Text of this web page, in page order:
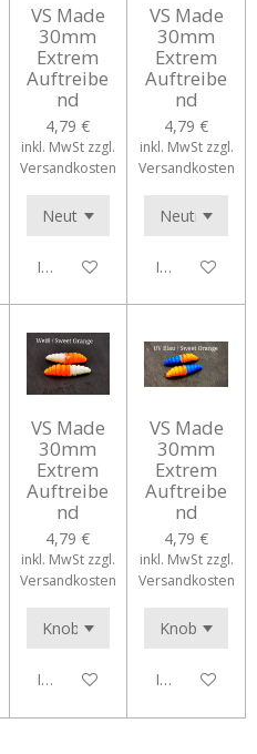
VS Made
30mm
Extrem
Auftreibe
nd
4,79 €
inkl. MwSt zzgl.
Versandkosten
In den Warenkorb
VS Made
30mm
Extrem
Auftreibe
nd
4,79 €
inkl. MwSt zzgl.
Versandkosten
In den
VS Made
30mm
Extrem
Auftreibe
nd
4,79 €
inkl. MwSt zzgl.
Versandkosten
In den Warenkorb
VS Made
30mm
Extrem
Auftreibe
nd
4,79 €
inkl. MwSt zzgl.
Versandkosten
In den